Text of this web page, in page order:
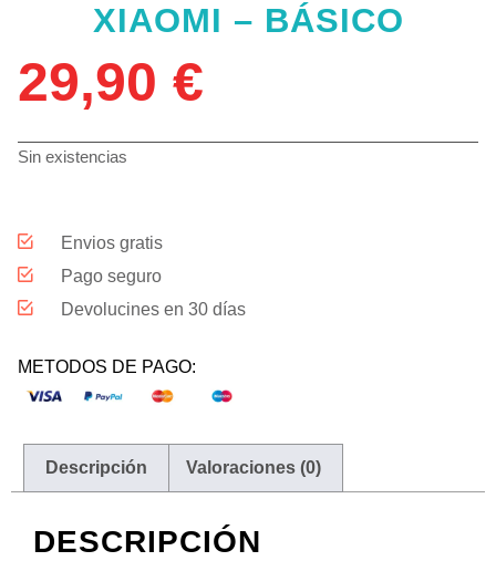
XIAOMI – BÁSICO
29,90 €
Sin existencias
Envios gratis
Pago seguro
Devolucines en 30 días
METODOS DE PAGO:
Descripción Valoraciones (0)
DESCRIPCIÓN